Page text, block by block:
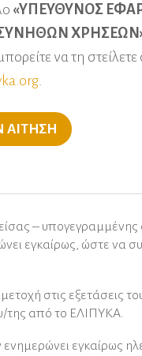
«ΥΠΕΥΘΥΝΟΣ
ΣΥΝΗΘΩΝ
να τη στείλετε
ΑΙΤΗΣΗ
–
εγκαίρως, ώστε να
στις εξετάσεις
της από το ΕΛΙΠΥΚΑ.
εγκαίρως